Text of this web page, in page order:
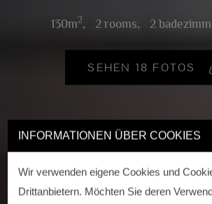
INFORMATIONEN ÜBER COOKIES
Wir verwenden eigene Cookies und
Drittanbietern. Möchten Sie deren
130m2, 2 rooms, 2
SEHEN 18 FOTOS